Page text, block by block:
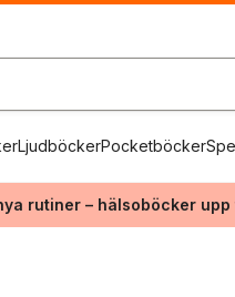
LjudböckerPocketböcker
rutiner – hälsoböcker